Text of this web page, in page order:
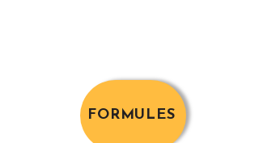
FORMULES